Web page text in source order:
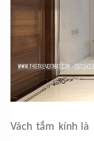
Vách tắm kính